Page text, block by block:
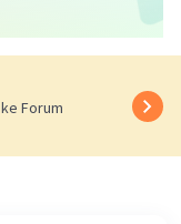
Forum